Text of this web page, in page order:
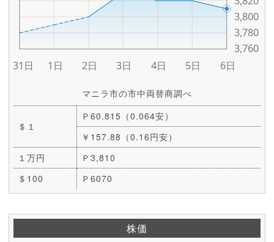
マニラ市の市中両替商調べ
＄１
Ｐ60.815（0.064安）
￥157.88（0.16円安）
１万円
Ｐ3,810
＄100
Ｐ6070
株価